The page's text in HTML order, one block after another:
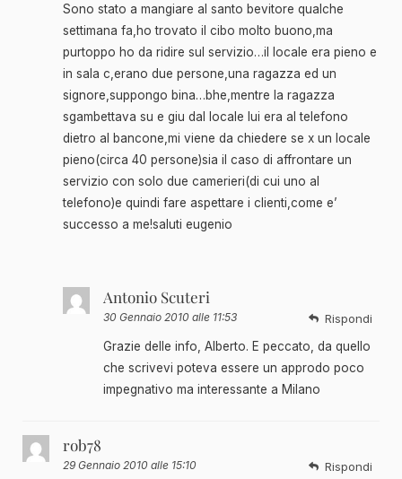
Sono stato a mangiare al santo bevitore qualche
settimana fa,ho trovato il cibo molto buono,ma
purtoppo ho da ridire sul servizio…il locale era pieno e
in sala c,erano due persone,una ragazza ed un
signore,suppongo bina…bhe,mentre la ragazza
sgambettava su e giu dal locale lui era al telefono
dietro al bancone,mi viene da chiedere se x un locale
pieno(circa 40 persone)sia il caso di affrontare un
servizio con solo due camerieri(di cui uno al
telefono)e quindi fare aspettare i clienti,come e’
successo a me!saluti eugenio
Antonio Scuteri
30 Gennaio 2010 alle 11:53
Grazie delle info, Alberto. E peccato, da quello
che scrivevi poteva essere un approdo poco
impegnativo ma interessante a Milano
Rispondi
rob78
29 Gennaio 2010 alle 15:10 Rispondi